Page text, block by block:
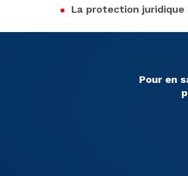
La protection juridique
Pour en